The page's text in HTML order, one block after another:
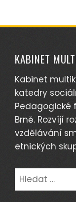
KABINET
Kabinet
katedry
Pedagogické
Brně. Rozvíjí
vzdělávání
etnických
Vyhledávání